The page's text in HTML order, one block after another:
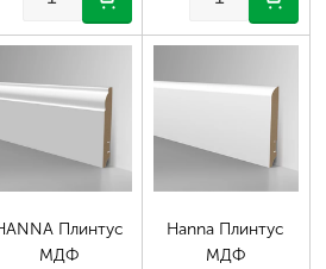
Плинтус
МДФ
Hanna Плинтус
МДФ